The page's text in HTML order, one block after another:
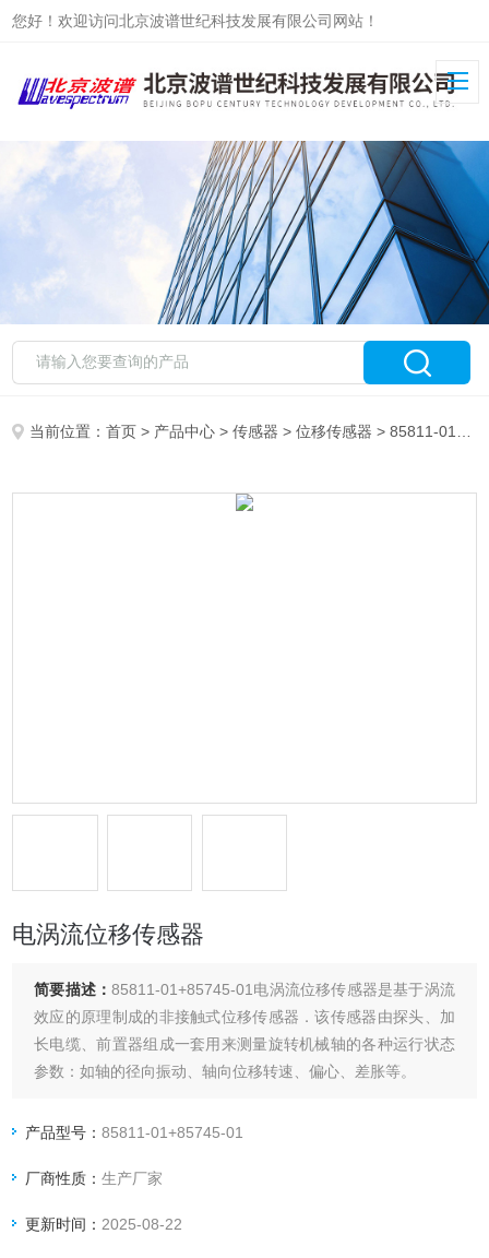
您好！欢迎访问北京波谱世纪科技发展有限公司网站！
当前位置：首页 > 产品中心 >传感器 >位移传感器 > 85811-01+85745-01电涡流位移传感器
电涡流位移传感器
简要描述：85811-01+85745-01电涡流位移传感器是基于涡流
效应的原理制成的非接触式位移传感器．该传感器由探头、加
长电缆、前置器组成一套用来测量旋转机械轴的各种运行状态
参数：如轴的径向振动、轴向位移转速、偏心、差胀等。
SD-081.082产品技术性能基本相同，可替换使用。
产品型号：85811-01+85745-01
厂商性质：生产厂家
更新时间： 2025-08-22